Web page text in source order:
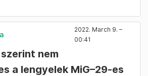
2022. March 9. –
00:41
nem
a lengyelek MiG–29-es